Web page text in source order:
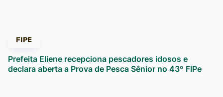
FIPE
Prefeita Eliene recepciona pescadores idosos e
declara aberta a Prova de Pesca Sênior no 43º FIPe